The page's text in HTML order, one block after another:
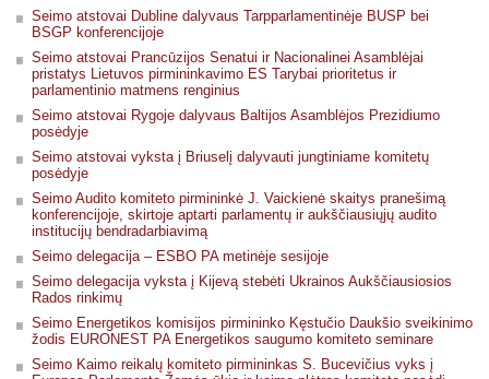
Seimo atstovai Dubline dalyvaus Tarpparlamentinėje BUSP bei
BSGP konferencijoje
Seimo atstovai Prancūzijos Senatui ir Nacionalinei Asamblėjai
pristatys Lietuvos pirmininkavimo ES Tarybai prioritetus ir
parlamentinio matmens renginius
Seimo atstovai Rygoje dalyvaus Baltijos Asamblėjos Prezidiumo
posėdyje
Seimo atstovai vyksta į Briuselį dalyvauti jungtiniame komitetų
posėdyje
Seimo Audito komiteto pirmininkė J. Vaickienė skaitys pranešimą
konferencijoje, skirtoje aptarti parlamentų ir aukščiausiųjų audito
institucijų bendradarbiavimą
Seimo delegacija – ESBO PA metinėje sesijoje
Seimo delegacija vyksta į Kijevą stebėti Ukrainos Aukščiausiosios
Rados rinkimų
Seimo Energetikos komisijos pirmininko Kęstučio Daukšio sveikinimo
žodis EURONEST PA Energetikos saugumo komiteto seminare
Seimo Kaimo reikalų komiteto pirmininkas S. Bucevičius vyks į